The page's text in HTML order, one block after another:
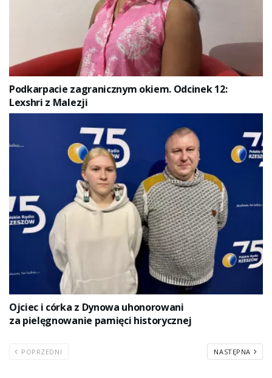
Podkarpacie zagranicznym okiem. Odcinek 12:
Lexshri z Malezji
Ojciec i córka z Dynowa uhonorowani
za pielęgnowanie pamięci historycznej
POPRZEDNI NASTĘPNA